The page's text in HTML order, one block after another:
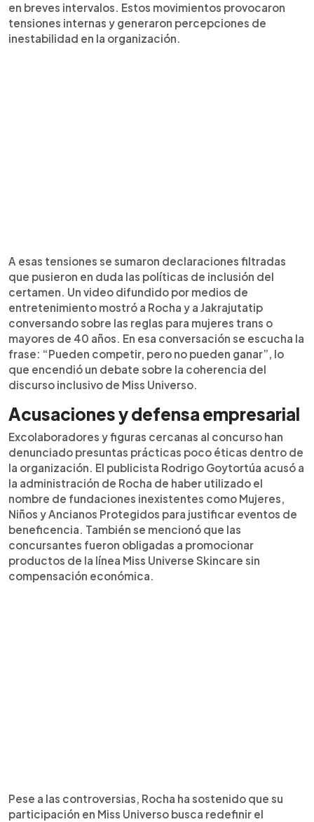
en breves intervalos. Estos movimientos provocaron
tensiones internas y generaron percepciones de
inestabilidad en la organización.
A esas tensiones se sumaron declaraciones filtradas
que pusieron en duda las políticas de inclusión del
certamen. Un video difundido por medios de
entretenimiento mostró a Rocha y a Jakrajutatip
conversando sobre las reglas para mujeres trans o
mayores de 40 años. En esa conversación se escucha la
frase: “Pueden competir, pero no pueden ganar”, lo
que encendió un debate sobre la coherencia del
discurso inclusivo de Miss Universo.
Acusaciones y defensa empresarial
Excolaboradores y figuras cercanas al concurso han
denunciado presuntas prácticas poco éticas dentro de
la organización. El publicista Rodrigo Goytortúa acusó a
la administración de Rocha de haber utilizado el
nombre de fundaciones inexistentes como Mujeres,
Niños y Ancianos Protegidos para justificar eventos de
beneficencia. También se mencionó que las
concursantes fueron obligadas a promocionar
productos de la línea Miss Universe Skincare sin
compensación económica.
Pese a las controversias, Rocha ha sostenido que su
participación en Miss Universo busca redefinir el